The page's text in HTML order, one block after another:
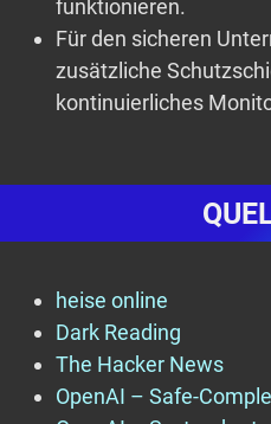
funktionieren.
Für den sicheren
zusätzliche
kontinuierliches
heise online
Dark Reading
The Hacker News
OpenAI – Safe-